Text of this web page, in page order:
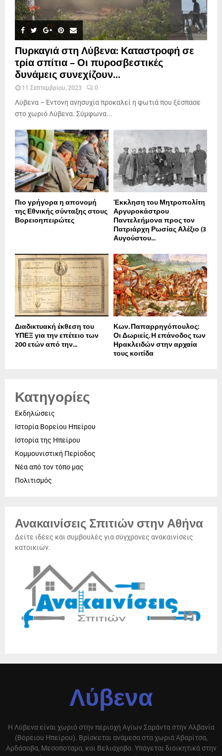
Πυρκαγιά στη Λύβενα: Καταστροφή σε
τρία σπίτια – Οι πυροσβεστικές
δυνάμεις συνεχίζουν...
11 Σεπτεμβρίου, 2023 0
Λύβενα – Έντονη ανησυχία προκαλεί η φωτιά που ξέσπασε
στο χωριό Λύβενα. Σύμφωνα...
Πιο γρήγορα η απονοµή
της Εθνικής σύνταξης στους
Βορειοηπειρώτες
Έκκληση του Μητροπολίτη
Αργυροκάστρου
Παντελεήμονα προς τον
Πατριάρχη Ρωσίας Αλέξιο (3
Αυγούστου...
Διαδικτυακή έκθεση του
ΥΠΕΞ για την επέτειο των
200 ετών από την...
Κων. Παπαρρηγόπουλος:
Οι Δωριείς. Η επάνοδος των
Ηρακλειδών στην αρχαία
τους κοιτίδα
Κατηγορίες
Εκδηλώσεις
Ιστορία Βορείου Ηπείρου
Ιστορία της Ηπείρου
Κομμουνιστική Περίοδος
Νέα από τον τόπο μας
Πολιτισμός
Ανακαινίσεις Σπιτιών στην Αθήνα
Δείτε ιδέες και συμβουλές για σύγχρονες ανακαινίσεις
κατοικιών.
Λύβενα
Η Λύβενα είναι χωριό στην περιοχή Αγίων Σαράντα στην Αλβανία
(Βόρειου Ηπείρου). Βρίσκεται ανάμεσα στα χωριά Αβαρίτσα,
Αρδάσοβα, Μεσοποταμο, και Βελιάχοβο. Υπάγεται διοικητικά στην